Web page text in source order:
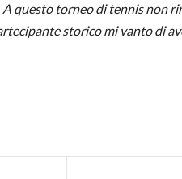
questo torneo di tennis non
storico mi vanto di